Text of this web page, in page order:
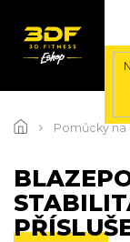
na
Pomůcky na